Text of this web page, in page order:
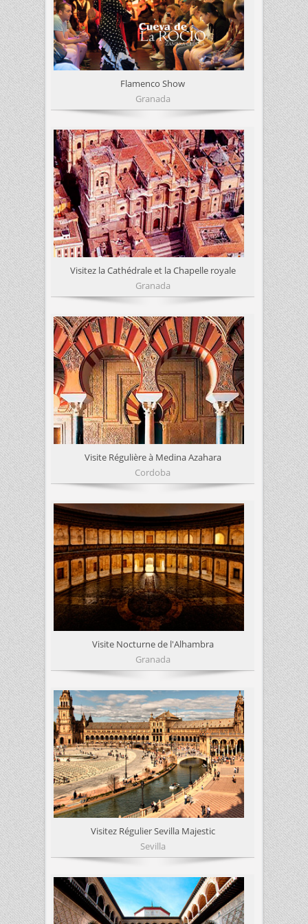
Flamenco Show
Granada
Visitez la Cathédrale et la Chapelle royale
Granada
Visite Régulière à Medina Azahara
Cordoba
Visite Nocturne de l'Alhambra
Granada
Visitez Régulier Sevilla Majestic
Sevilla